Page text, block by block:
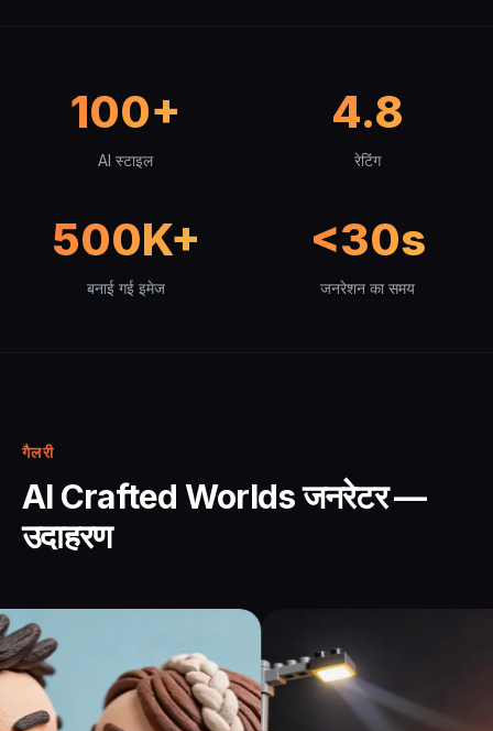
100+
AI स्टाइल
4.8
रेटिंग
500K+
बनाई गई इमेज
<30s
जनरेशन का समय
गैलरी
AI Crafted Worlds जनरेटर —
उदाहरण